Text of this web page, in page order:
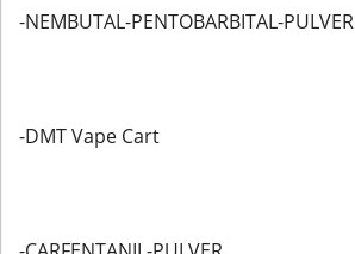
-NEMBUTAL-PENTOBARBITAL-PULVER
-DMT Vape Cart